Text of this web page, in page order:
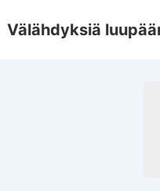
Skip
Välähdyksiä